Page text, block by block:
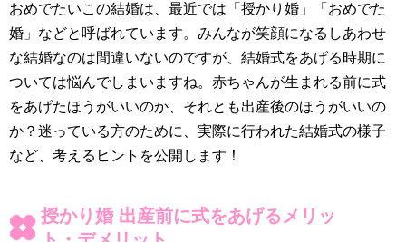
おめでたいこの結婚は、最近では「授かり婚」「おめでた
婚」などと呼ばれています。みんなが笑顔になるしあわせ
な結婚なのは間違いないのですが、結婚式をあげる時期に
ついては悩んでしまいますね。赤ちゃんが生まれる前に式
をあげたほうがいいのか、それとも出産後のほうがいいの
か？迷っている方のために、実際に行われた結婚式の様子
など、考えるヒントを公開します！
授かり婚 出産前に式をあげるメリッ